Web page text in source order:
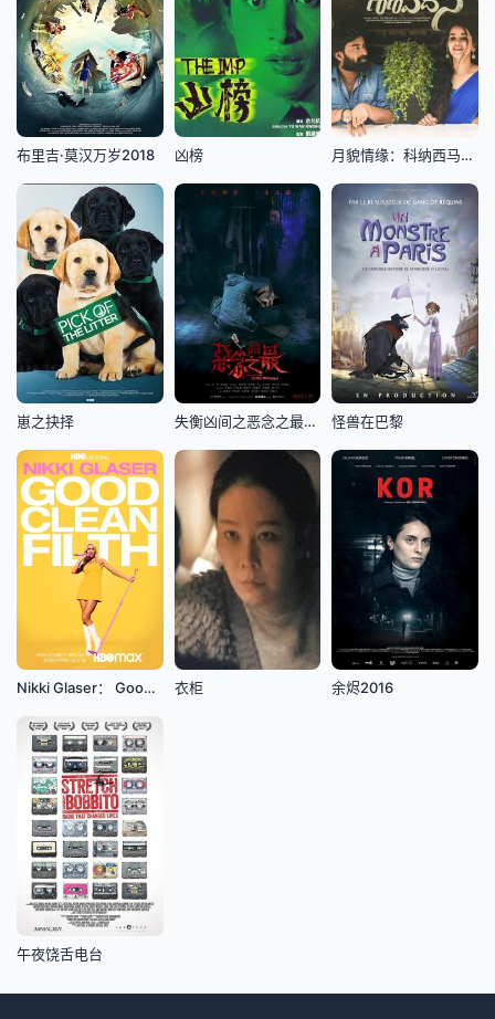
布里吉·莫汉万岁2018 凶榜 月貌情缘：科纳西马往事
崽之抉择 失衡凶间之恶念之最国语 怪兽在巴黎
Nikki Glaser： Good Clean Filth 2022 衣柜 余烬2016
午夜饶舌电台